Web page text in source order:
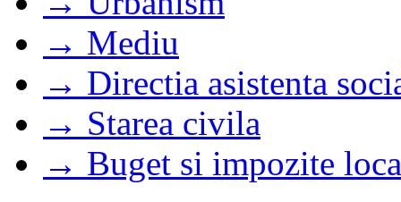
→ Mediu
→ Directia asistenta
→ Starea civila
→ Buget si impozite